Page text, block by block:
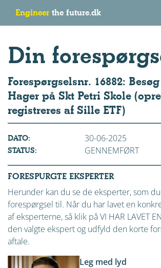
Engineer the future.dk
Din
Forespørgselsnr. 16882:
Hager på Skt Petri Skole
registreres af Sille ETF)
DATO: 30-06-2025
STATUS: GENNEMFØRT
FORESPURGTE EKSPERTER
Herunder kan du se de eksperter, som
forespørgsel til. Når du har lavet en
af eksperterne, så klik på VI HAR LAVET
den valgte ekspert og udfyld den korte
aftale.
Leg med lyd